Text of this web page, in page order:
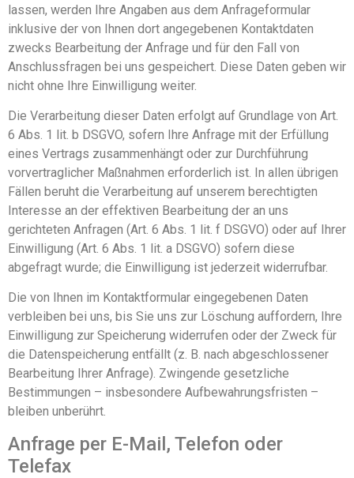
lassen, werden Ihre Angaben aus dem Anfrageformular
inklusive der von Ihnen dort angegebenen Kontaktdaten
zwecks Bearbeitung der Anfrage und für den Fall von
Anschlussfragen bei uns gespeichert. Diese Daten geben wir
nicht ohne Ihre Einwilligung weiter.
Die Verarbeitung dieser Daten erfolgt auf Grundlage von Art.
6 Abs. 1 lit. b DSGVO, sofern Ihre Anfrage mit der Erfüllung
eines Vertrags zusammenhängt oder zur Durchführung
vorvertraglicher Maßnahmen erforderlich ist. In allen übrigen
Fällen beruht die Verarbeitung auf unserem berechtigten
Interesse an der effektiven Bearbeitung der an uns
gerichteten Anfragen (Art. 6 Abs. 1 lit. f DSGVO) oder auf Ihrer
Einwilligung (Art. 6 Abs. 1 lit. a DSGVO) sofern diese
abgefragt wurde; die Einwilligung ist jederzeit widerrufbar.
Die von Ihnen im Kontaktformular eingegebenen Daten
verbleiben bei uns, bis Sie uns zur Löschung auffordern, Ihre
Einwilligung zur Speicherung widerrufen oder der Zweck für
die Datenspeicherung entfällt (z. B. nach abgeschlossener
Bearbeitung Ihrer Anfrage). Zwingende gesetzliche
Bestimmungen – insbesondere Aufbewahrungsfristen –
bleiben unberührt.
Anfrage per E-Mail, Telefon oder
Telefax